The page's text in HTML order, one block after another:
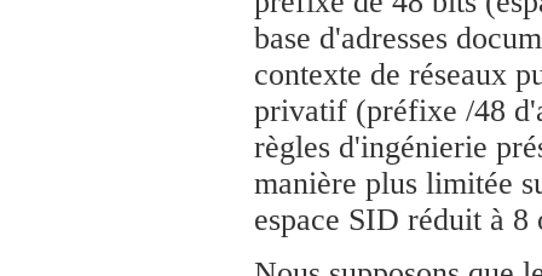
base d'adresses
contexte de réseaux
privatif (préfixe /48
règles d'ingénierie
manière plus limitée
espace SID réduit à 8